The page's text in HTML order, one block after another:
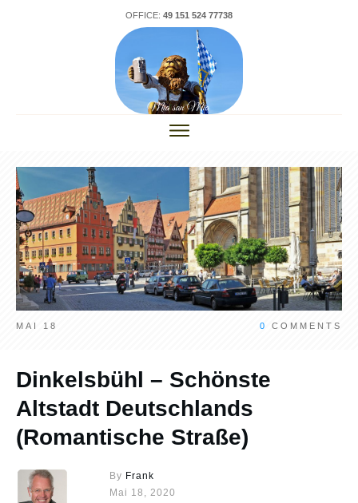
OFFICE: 49 151 524 77738
MAI 18 0 COMMENTS
Dinkelsbühl – Schönste
Altstadt Deutschlands
(Romantische Straße)
By Frank
Mai 18, 2020